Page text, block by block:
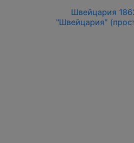
Швейцария
"Швейцария"